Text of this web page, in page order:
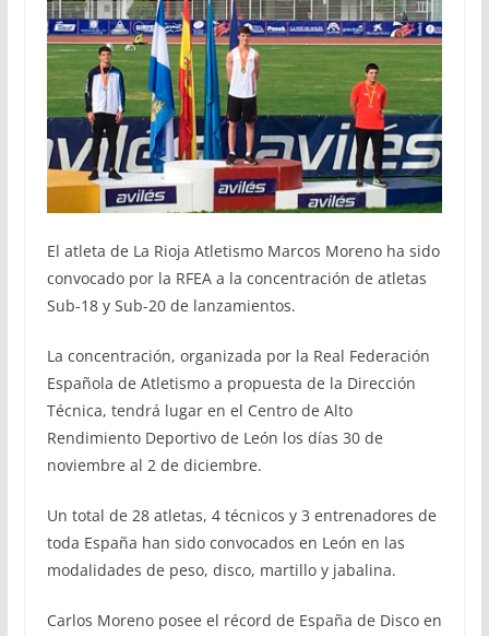
El atleta de La Rioja Atletismo Marcos Moreno ha sido
convocado por la RFEA a la concentración de atletas
Sub-18 y Sub-20 de lanzamientos.
La concentración, organizada por la Real Federación
Española de Atletismo a propuesta de la Dirección
Técnica, tendrá lugar en el Centro de Alto
Rendimiento Deportivo de León los días 30 de
noviembre al 2 de diciembre.
Un total de 28 atletas, 4 técnicos y 3 entrenadores de
toda España han sido convocados en León en las
modalidades de peso, disco, martillo y jabalina.
Carlos Moreno posee el récord de España de Disco en